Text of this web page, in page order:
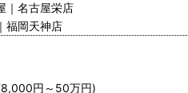
｜名古屋栄店
福岡天神店
円～50万円)